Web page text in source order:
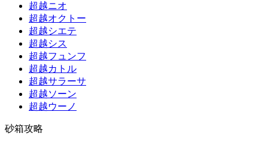
超越ニオ
超越オクトー
超越シエテ
超越シス
超越フュンフ
超越カトル
超越サラーサ
超越ソーン
超越ウーノ
砂箱攻略